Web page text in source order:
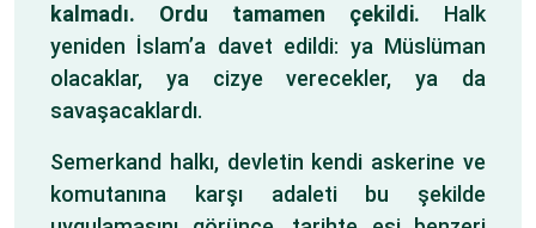
kalmadı. Ordu tamamen çekildi. Halk
yeniden İslam’a davet edildi: ya Müslüman
olacaklar, ya cizye verecekler, ya da
savaşacaklardı.
Semerkand halkı, devletin kendi askerine ve
komutanına karşı adaleti bu şekilde